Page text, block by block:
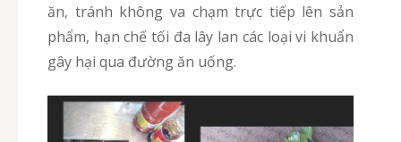
ăn, tránh không va chạm trực tiếp lên sản
phẩm, hạn chế tối đa lây lan các loại vi khuẩn
gây hại qua đường ăn uống.